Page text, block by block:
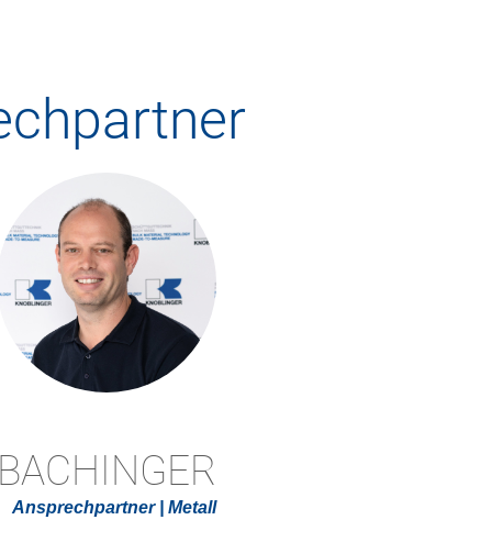
Ansprechpartner | Metall